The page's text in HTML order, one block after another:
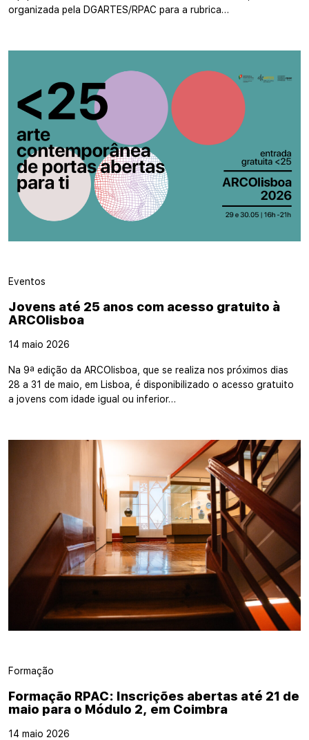
organizada pela DGARTES/RPAC para a rubrica…
Eventos
Jovens até 25 anos com acesso gratuito à
ARCOlisboa
14 maio 2026
Na 9ª edição da ARCOlisboa, que se realiza nos próximos dias
28 a 31 de maio, em Lisboa, é disponibilizado o acesso gratuito
a jovens com idade igual ou inferior…
Formação
Formação RPAC: Inscrições abertas até 21 de
maio para o Módulo 2, em Coimbra
14 maio 2026